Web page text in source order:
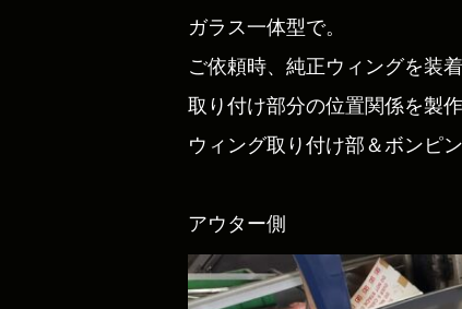
ガラス一体型で。
ご依頼時、純正ウィングを装
取り付け部分の位置関係を製
ウィング取り付け部＆ボンピ
アウター側